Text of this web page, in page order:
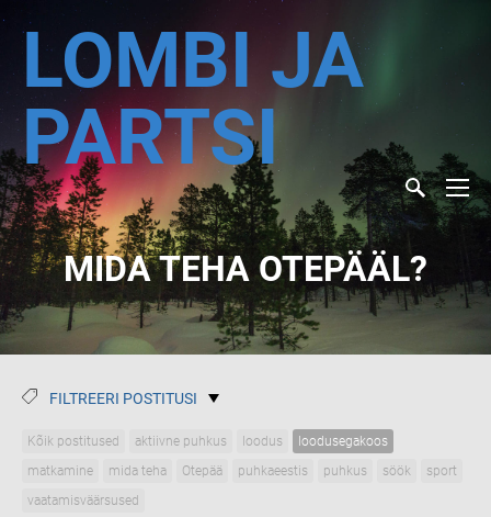
LOMBI JA
PARTSI
MIDA TEHA OTEPÄÄL?
FILTREERI POSTITUSI
Kõik postitused aktiivne puhkus loodus
loodusegakoos
matkamine
mida teha Otepää puhkaeestis puhkus söök
sport
vaatamisväärsused